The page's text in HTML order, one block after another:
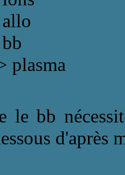
plasma
le bb
d'après